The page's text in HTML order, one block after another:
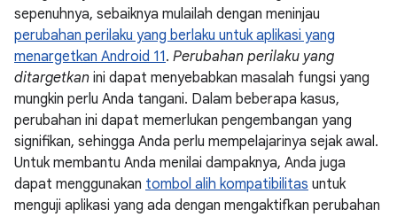
sepenuhnya, sebaiknya mulailah dengan meninjau
perubahan perilaku yang berlaku untuk aplikasi yang
menargetkan Android 11. Perubahan perilaku yang
ditargetkan ini dapat menyebabkan masalah fungsi yang
mungkin perlu Anda tangani. Dalam beberapa kasus,
perubahan ini dapat memerlukan pengembangan yang
signifikan, sehingga Anda perlu mempelajarinya sejak awal.
Untuk membantu Anda menilai dampaknya, Anda juga
dapat menggunakan tombol alih kompatibilitas untuk
menguji aplikasi yang ada dengan mengaktifkan perubahan